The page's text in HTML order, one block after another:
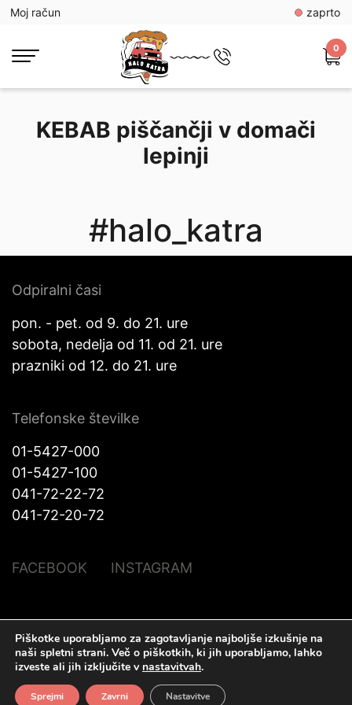
Moj račun zaprto
0
KEBAB piščančji v domači
lepinji
#halo_katra
Odpiralni časi
pon. - pet. od 9. do 21. ure
sobota, nedelja od 11. od 21. ure
prazniki od 12. do 21. ure
Telefonske številke
01-5427-000
01-5427-100
041-72-22-72
041-72-20-72
FACEBOOK INSTAGRAM
© Halo Katra. Vse pravice pridržane |Pravno obvestilo |O piškotkih|
Izdelava spletnih straniPlenum IT d.o.o.
Piškotke uporabljamo za zagotavljanje najboljše izkušnje na
naši spletni strani. Več o piškotkih, ki jih uporabljamo, lahko
izveste ali jih izključite v nastavitvah.
Sprejmi Zavrni Nastavitve